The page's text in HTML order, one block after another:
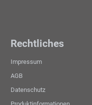
Rechtliches
Impressum
AGB
Datenschutz